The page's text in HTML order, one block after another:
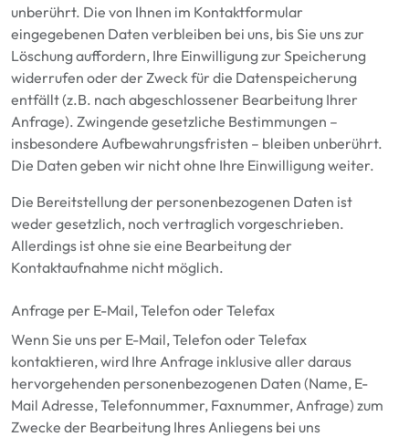
unberührt. Die von Ihnen im Kontaktformular
eingegebenen Daten verbleiben bei uns, bis Sie uns zur
Löschung auffordern, Ihre Einwilligung zur Speicherung
widerrufen oder der Zweck für die Datenspeicherung
entfällt (z.B. nach abgeschlossener Bearbeitung Ihrer
Anfrage). Zwingende gesetzliche Bestimmungen –
insbesondere Aufbewahrungsfristen – bleiben unberührt.
Die Daten geben wir nicht ohne Ihre Einwilligung weiter.
Die Bereitstellung der personenbezogenen Daten ist
weder gesetzlich, noch vertraglich vorgeschrieben.
Allerdings ist ohne sie eine Bearbeitung der
Kontaktaufnahme nicht möglich.
Anfrage per E-Mail, Telefon oder Telefax
Wenn Sie uns per E-Mail, Telefon oder Telefax
kontaktieren, wird Ihre Anfrage inklusive aller daraus
hervorgehenden personenbezogenen Daten (Name, E-
Mail Adresse, Telefonnummer, Faxnummer,Anfrage) zum
Zwecke der Bearbeitung Ihres Anliegens bei uns